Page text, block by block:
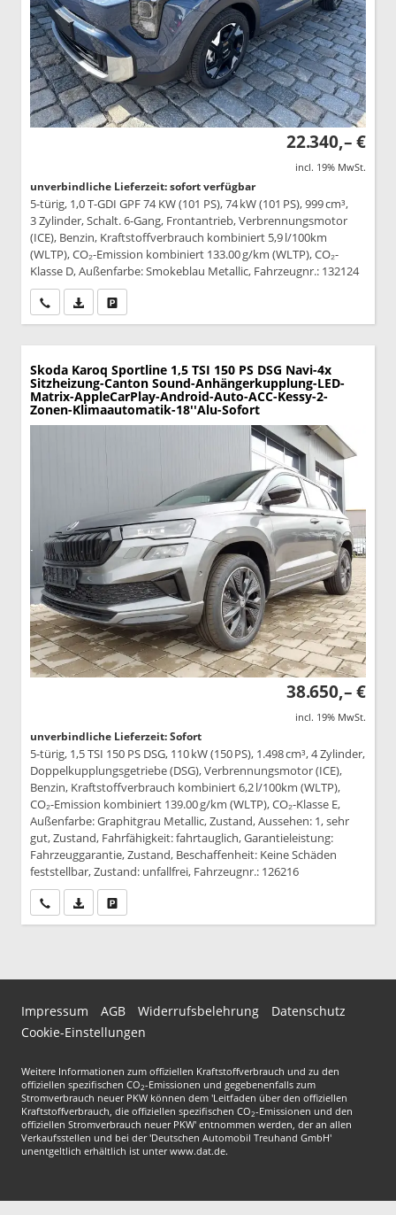
22.340,– €
incl. 19% MwSt.
unverbindliche Lieferzeit: sofort verfügbar
5-türig, 1,0 T-GDI GPF 74 KW (101 PS), 74 kW (101 PS), 999 cm³,
3 Zylinder, Schalt. 6-Gang, Frontantrieb, Verbrennungsmotor
(ICE), Benzin, Kraftstoffverbrauch kombiniert 5,9 l/100km
(WLTP), CO₂-Emission kombiniert 133.00 g/km (WLTP), CO₂-
Klasse D, Außenfarbe: Smokeblau Metallic, Fahrzeugnr.: 132124
Wir rufen Sie anPDF-Datei, Fahrzeugexposé drucken
Skoda Karoq Sportline 1,5 TSI 150 PS DSG Navi-4x
Sitzheizung-Canton Sound-Anhängerkupplung-LED-
Matrix-AppleCarPlay-Android-Auto-ACC-Kessy-2-
Zonen-Klimaautomatik-18''Alu-Sofort
38.650,– €
incl. 19% MwSt.
unverbindliche Lieferzeit: Sofort
5-türig, 1,5 TSI 150 PS DSG, 110 kW (150 PS), 1.498 cm³, 4 Zylinder,
Doppelkupplungsgetriebe (DSG), Verbrennungsmotor (ICE),
Benzin, Kraftstoffverbrauch kombiniert 6,2 l/100km (WLTP),
CO₂-Emission kombiniert 139.00 g/km (WLTP), CO₂-Klasse E,
Außenfarbe: Graphitgrau Metallic, Zustand, Aussehen: 1, sehr
gut, Zustand, Fahrfähigkeit: fahrtauglich, Garantieleistung:
Fahrzeuggarantie, Zustand, Beschaffenheit: Keine Schäden
feststellbar, Zustand: unfallfrei, Fahrzeugnr.: 126216
Wir rufen Sie anPDF-Datei, Fahrzeugexposé drucken
Impressum AGB Widerrufsbelehrung
Datenschutz
Cookie-Einstellungen
Weitere Informationen zum offiziellen Kraftstoffverbrauch und zu den
offiziellen spezifischen CO2-Emissionen und gegebenenfalls zum
Stromverbrauch neuer PKW können dem 'Leitfaden über den offiziellen
Kraftstoffverbrauch, die offiziellen spezifischen CO2-Emissionen und den
offiziellen Stromverbrauch neuer PKW' entnommen werden, der an allen
Verkaufsstellen und bei der 'Deutschen Automobil Treuhand GmbH'
unentgeltlich erhältlich ist unter www.dat.de.